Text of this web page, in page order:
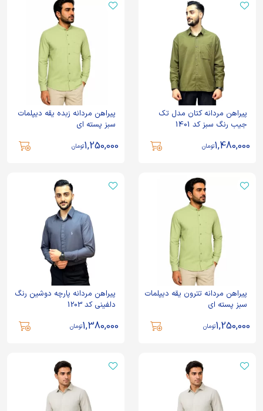
پیراهن مردانه کتان مدل تک
جیب رنگ سبز کد 1401
1,480,000تومان
پیراهن مردانه زبده یقه دیپلمات
سبز پسته ای
1,250,000تومان
پیراهن مردانه تترون یقه دیپلمات
سبز پسته ای
1,250,000تومان
پیراهن مردانه پارچه دوشین رنگ
دلفینی کد 1203
1,380,000تومان